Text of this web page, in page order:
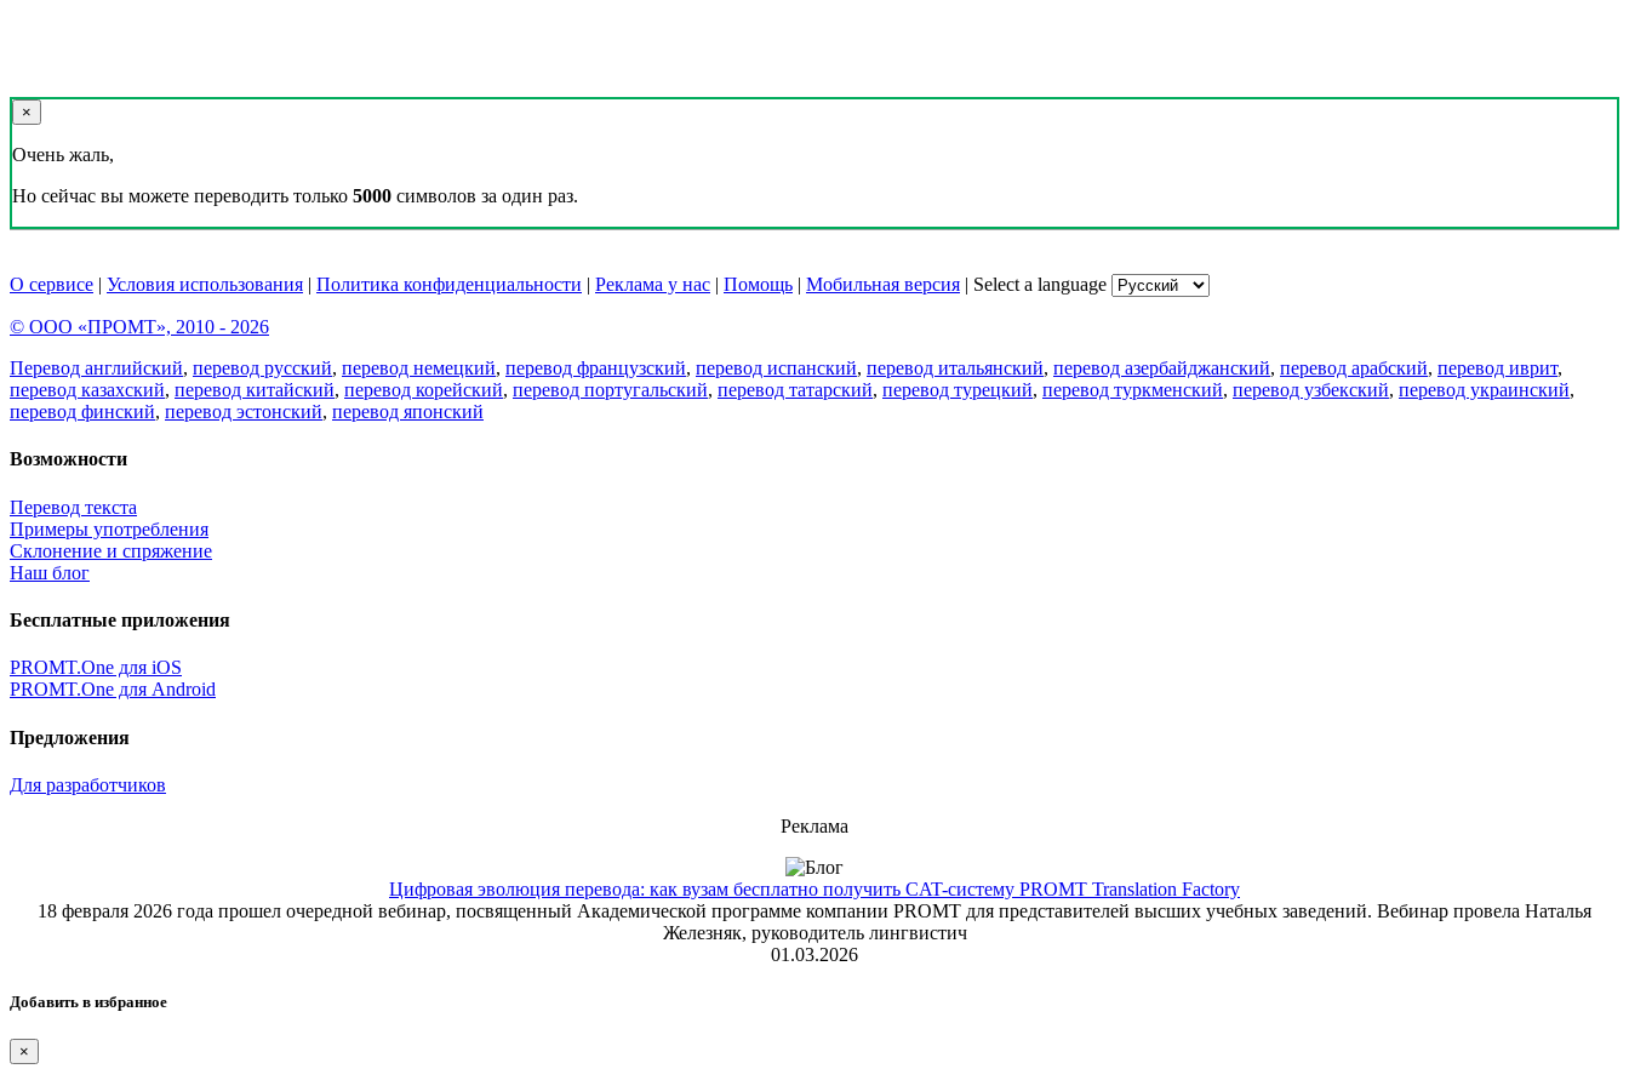
×
Очень жаль,
Но сейчас вы можете переводить только 5000 символов за один раз.
О сервисе | Условия использования | Политика конфиденциальности | Реклама у нас | Помощь | Мобильная версия | Select a language
© ООО «ПРОМТ», 2010 - 2026
Перевод английский, перевод русский, перевод немецкий, перевод французский, перевод испанский, перевод итальянский, перевод азербайджанский, перевод арабский, перевод иврит,
перевод казахский, перевод китайский, перевод корейский, перевод португальский, перевод татарский, перевод турецкий, перевод туркменский, перевод узбекский, перевод украинский,
перевод финский, перевод эстонский, перевод японский
Возможности
Перевод текста
Примеры употребления
Склонение и спряжение
Наш блог
Бесплатные приложения
PROMT.One для iOS
PROMT.One для Android
Предложения
Для разработчиков
Реклама
Цифровая эволюция перевода: как вузам бесплатно получить CAT-систему PROMT Translation Factory
18 февраля 2026 года прошел очередной вебинар, посвященный Академической программе компании PROMT для представителей высших учебных заведений. Вебинар провела Наталья
Железняк, руководитель лингвистич
01.03.2026
Добавить в избранное
×